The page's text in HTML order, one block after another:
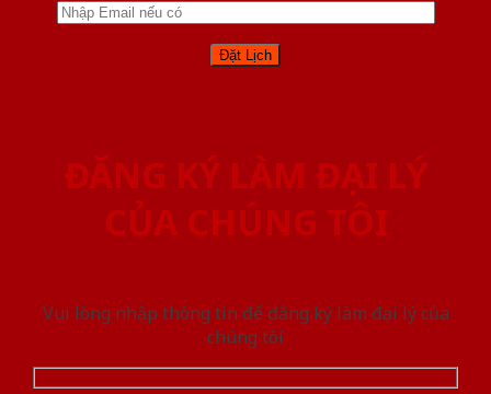
ĐĂNG KÝ LÀM ĐẠI LÝ
CỦA CHÚNG TÔI
Vui lòng nhập thông tin để đăng ký làm đại lý của
chúng tôi